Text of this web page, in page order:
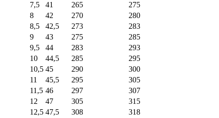
7,5
41 265
275
8
42 270
280
8,5
42,5 273
283
9
43 275
285
9,5
44 283
293
10
44,5 285
295
10,5 45 290
300
11
45,5 295
305
11,5 46 297
307
12
47 305
315
12,5 47,5 308
318